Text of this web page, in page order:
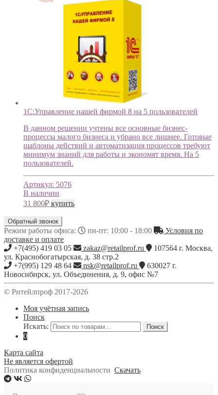
1С:Управление нашей фирмой 8 на 5 пользователей
В данном решении учтены все основные бизнес-
процессы малого бизнеса и убрано все лишнее. Готовые
шаблоны действий и автоматизация процессов требуют
минимум знаний для работы и экономят время. На 5
пользователей.
Артикул: 5076
В наличии
31 800₽ купить
Обратный звонок
Режим работы офиса: пн-пт: 10:00 - 18:00
Условия по
доставке и оплате
+7(495) 419 03 05
zakaz@retailprof.ru 107564 г. Москва,
ул. Краснобогатырская, д. 38 стр.2
+7(995) 129 48 64
nsk@retailprof.ru 630027 г.
Новосибирск, ул. Объединения, д. 9, офис №7
© Ритейлпроф 2017-2026
Моя учётная запись
Поиск
Искать:
Поиск
0
Карта сайта
Не является офертой
Политика конфиденциальности Скачать